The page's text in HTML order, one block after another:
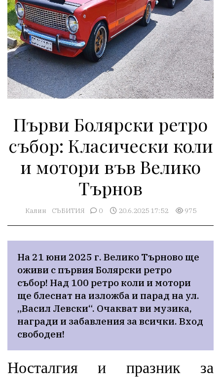
Първи Болярски ретро
събор: Класически коли
и мотори във Велико
Търнов
Калин СЪБИТИЯ 0 20.6.2025 17:52 975
На 21 юни 2025 г. Велико Търново ще
оживи с първия Болярски ретро
събор! Над 100 ретро коли и мотори
ще блеснат на изложба и парад на ул.
„Васил Левски“. Очакват ви музика,
награди и забавления за всички. Вход
свободен!
Носталгия и празник за